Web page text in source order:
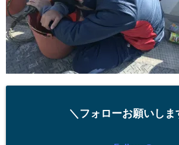
＼フォローお願いしま